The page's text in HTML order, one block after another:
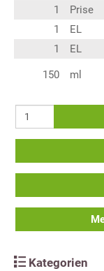
1
Prise
1
EL
1
EL
150 ml
Kategorien